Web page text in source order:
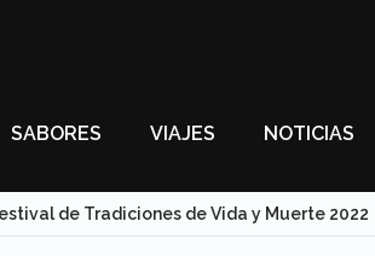
SABORES VIAJES NOTICIAS
de Tradiciones de Vida y Muerte 2022